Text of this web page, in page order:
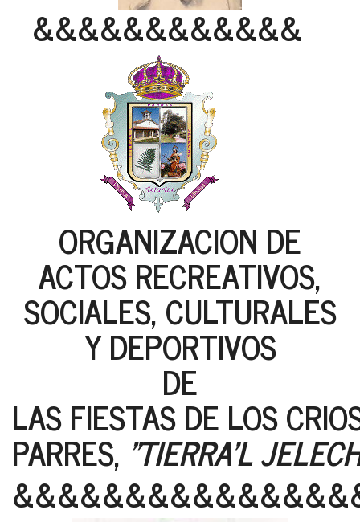
&&&&&&&&&&&&
ORGANIZACION DE
ACTOS RECREATIVOS,
SOCIALES, CULTURALES
Y DEPORTIVOS
DE
LAS FIESTAS DE LOS
PARRES, "TIERRA'L